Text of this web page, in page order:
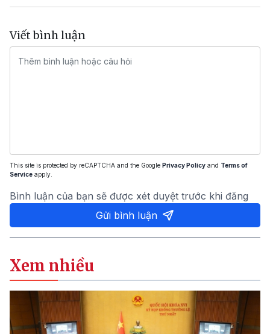
Viết bình luận
This site is protected by reCAPTCHA and the Google Privacy Policy and Terms of
Service apply.
Bình luận của bạn sẽ được xét duyệt trước khi đăng
Gửi bình luận
Xem nhiều